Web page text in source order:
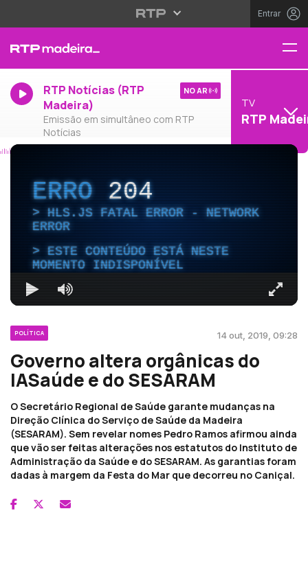
Entrar
RTP Notícias (RTP
Madeira)
Emissão em simultâneo com RTP
Notícias
NO AR
TV
RTP
ERRO204
HLS.JS FATAL ERROR - NETWORK
ERROR
ESTE CONTEÚDO ESTÁ NESTE
MOMENTO INDISPONÍVEL
POLÍTICA 14 out, 2019, 09:28
Governo altera orgânicas do
IASaúde e do SESARAM
O Secretário Regional de Saúde garante mudanças na
Direção Clínica do Serviço de Saúde da Madeira
(SESARAM). Sem revelar nomes Pedro Ramos afirmou ainda
que vão ser feitas alterações nos estatutos do Instituto de
Administração da Saúde e do SESARAM. As garantias foram
dadas à margem da Festa do Mar que decorreu no Caniçal.